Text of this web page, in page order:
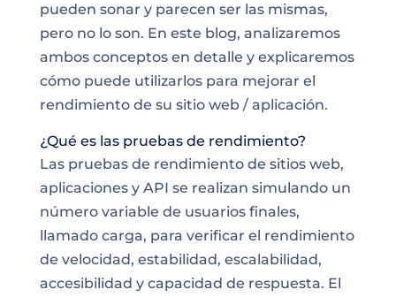
pueden sonar y parecen ser las mismas,
pero no lo son. En este blog, analizaremos
ambos conceptos en detalle y explicaremos
cómo puede utilizarlos para mejorar el
rendimiento de su sitio web / aplicación.
¿Qué es las pruebas de rendimiento?
Las pruebas de rendimiento de sitios web,
aplicaciones y API se realizan simulando un
número variable de usuarios finales,
llamado carga, para verificar el rendimiento
de velocidad, estabilidad, escalabilidad,
accesibilidad y capacidad de respuesta. El